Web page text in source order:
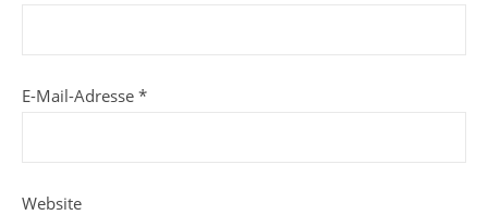
E-Mail-Adresse *
Website